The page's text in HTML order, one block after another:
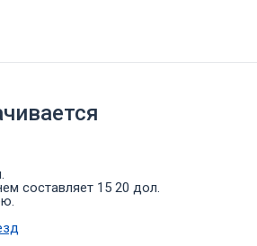
составляет 15 20 дол.